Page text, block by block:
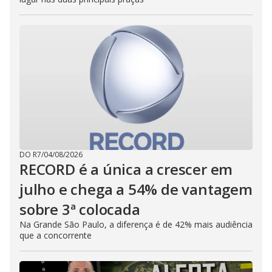
DO R7/04/08/2026
RECORD é a única a crescer em
julho e chega a 54% de vantagem
sobre 3ª colocada
Na Grande São Paulo, a diferença é de 42% mais audiência
que a concorrente